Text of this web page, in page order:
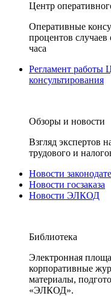
Центр
Оперативные
процентов случаев
часа
Регламент работы
консультирования
Обзоры и новости
Взгляд экспертов
трудового и
Новости
Новости госзаказа
Новости ЭЛКОД
Библиотека
Электронная
корпоративные
материалы,
«ЭЛКОД».